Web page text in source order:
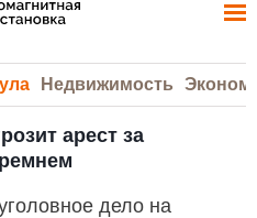
Недвижимость
арест за
дело на